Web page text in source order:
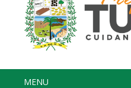
MENU